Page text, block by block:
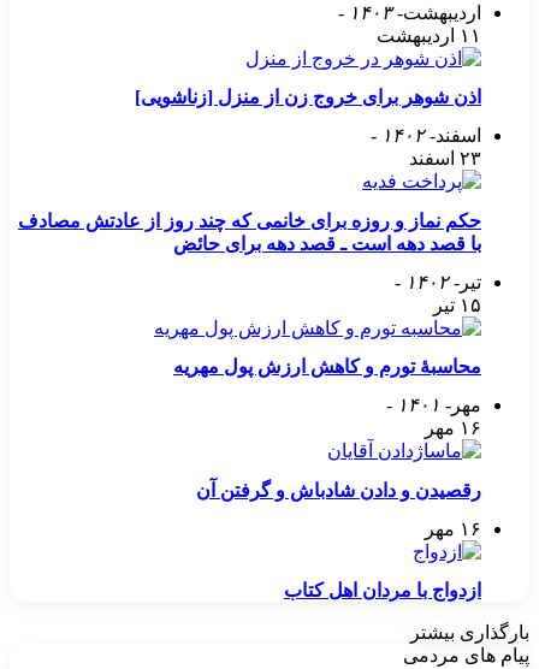
اردیبهشت- ۱۴۰۳ -
۱۱ اردیبهشت
اذن شوهر برای خروج زن از منزل [زناشویی]
اسفند- ۱۴۰۲ -
۲۳ اسفند
حکم نماز و روزه برای خانمی که چند روز از عادتش مصادف
با قصد دهه است ـ قصد دهه برای حائض
تیر - ۱۴۰۲ -
۱۵ تیر
محاسبۀ تورم و کاهش ارزش پول مهریه
مهر - ۱۴۰۱ -
۱۶ مهر
رقصیدن و دادن شادباش و گرفتن آن
۱۶ مهر
ازدواج با مردان اهل کتاب
بارگذاری بیشتر
پیام های مردمی